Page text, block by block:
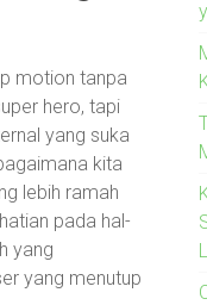
motion tanpa
hero, tapi
yang suka
kita
lebih ramah
pada hal-
yang
yang menutup